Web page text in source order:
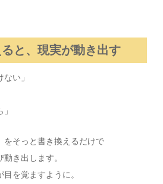
と、現実が動き出す
い」
をそっと書き換えるだけで
き出します。
を覚ますように。